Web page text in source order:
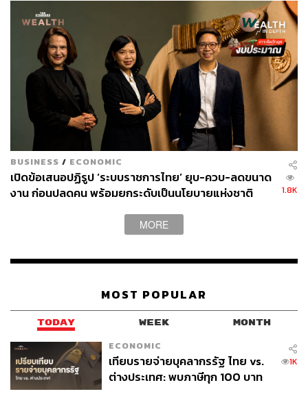
BUSINESS / ECONOMIC
เปิดข้อเสนอปฏิรูป ‘ระบบราชการไทย’ ยุบ-ควบ-ลดขนาด
งาน ก่อนปลดคน พร้อมยกระดับเป็นนโยบายแห่งชาติ
1.8K
MORE
MOST POPULAR
TODAY WEEK MONTH
ECONOMIC
เทียบรายจ่ายบุคลากรรัฐ ไทย vs.
ต่างประเทศ: พบภาษีทุก 100 บาท
1K